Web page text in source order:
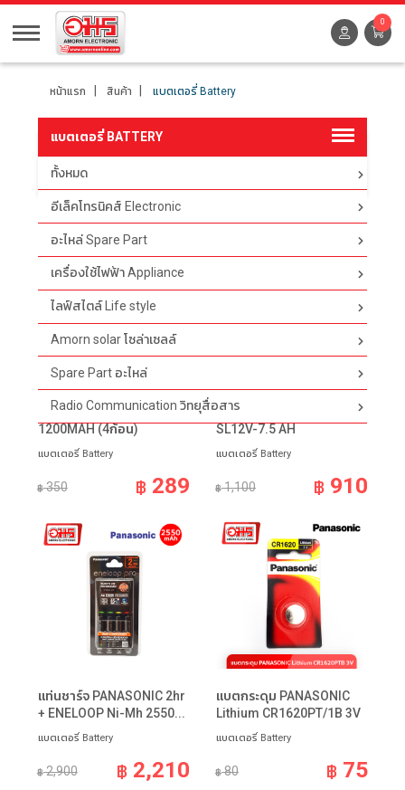
0
หน้าแรก สินค้า แบตเตอรี่ Battery
แบตเตอรี่ BATTERY
ทั้งหมด
อีเล็คโทรนิคส์ Electronic
อะไหล่ Spare Part
เครื่องใช้ไฟฟ้า Appliance
ไลฟ์สไตล์ Life style
Amorn solar โซล่าเซลล์
Spare Part อะไหล่
Radio Communication วิทยุสื่อสาร
ตัวกรอง
ถ่านชาร์จTORIYAMA AAA
1200MAH (4ก้อน)
แบตเตอรี่ Battery
฿350 ฿ 289
แบตเตอรี่แห้ง SPA SLA
SL12V-7.5 AH
แบตเตอรี่ Battery
฿1,100 ฿ 910
แท่นชาร์จ PANASONIC 2hr
+ ENELOOP Ni-Mh 2550...
แบตเตอรี่ Battery
฿2,900 ฿ 2,210
แบตกระดุม PANASONIC
Lithium CR1620PT/1B 3V
แบตเตอรี่ Battery
฿80 ฿ 75